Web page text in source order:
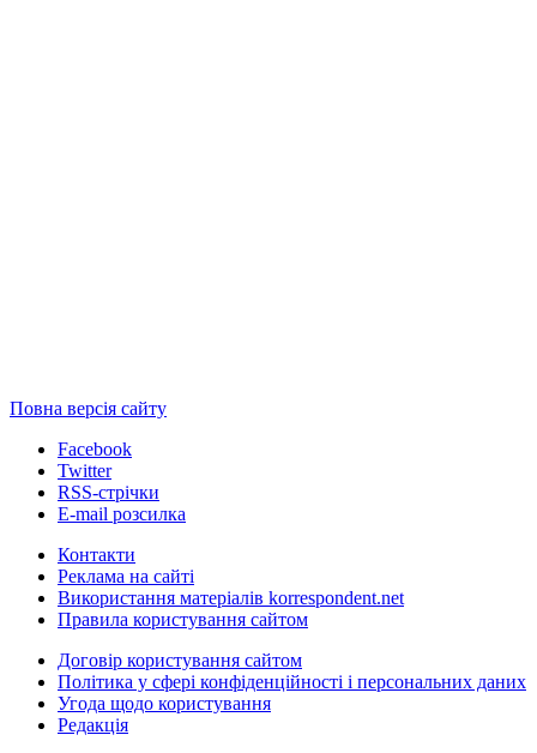
Повна версія сайту
Facebook
Twitter
RSS-стрічки
E-mail розсилка
Контакти
Реклама на сайті
Використання матеріалів korrespondent.net
Правила користування сайтом
Договір користування сайтом
Політика у сфері конфіденційності і персональних даних
Угода щодо користування
Редакція